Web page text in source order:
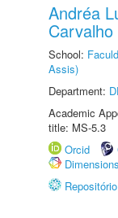
Andréa
School:
Assis)
Department:
Academic
title: MS-5.3
Orcid
Dimensions